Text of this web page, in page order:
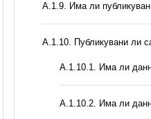
А.1.9. Има ли публикуван
А.1.10. Публикувани ли
A.1.10.1. Има ли
A.1.10.2. Има ли